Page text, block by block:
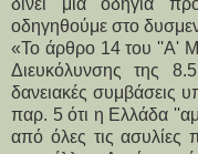
οδηγηθούμε στο
«Το άρθρο 14 του ''Α'
Διευκόλυνσης της
δανειακές συμβάσεις
παρ. 5 ότι η Ελλάδα
από όλες τις ασυλίες